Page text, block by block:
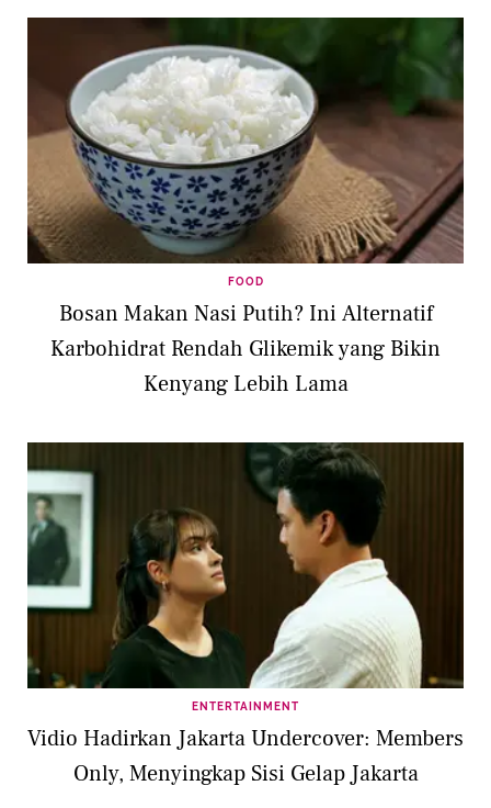
FOOD
Bosan Makan Nasi Putih? Ini Alternatif
Karbohidrat Rendah Glikemik yang Bikin
Kenyang Lebih Lama
ENTERTAINMENT
Vidio Hadirkan Jakarta Undercover: Members
Only, Menyingkap Sisi Gelap Jakarta